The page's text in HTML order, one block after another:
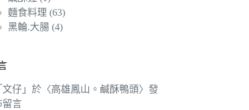
麵食料理 (63)
黑輪.大腸 (4)
文仔 」於〈高雄鳳山。鹹酥鴨頭〉發
留言